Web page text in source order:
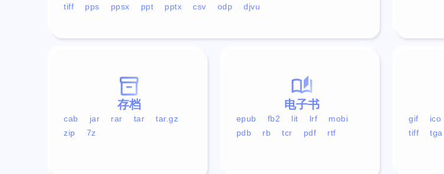
tiff
pps ppsx ppt pptx csv odp djvu
gif ico
tiff
tga
电子书
epub fb2 lit lrf
mobi
pdb
rb tcr pdf rtf
存档
cab jar rar tar
tar.gz
zip
7z